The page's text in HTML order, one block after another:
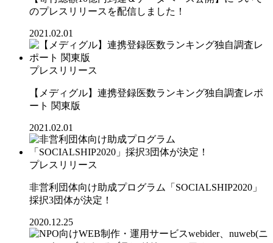
のプレスリリースを配信しました！
2021.02.01
プレスリリース
【メディグル】連携登録医数ランキング独⾃調査レポ
ート 関東版
2021.02.01
プレスリリース
非営利団体向け助成プログラム「SOCIALSHIP2020」
採択3団体が決定！
2020.12.25